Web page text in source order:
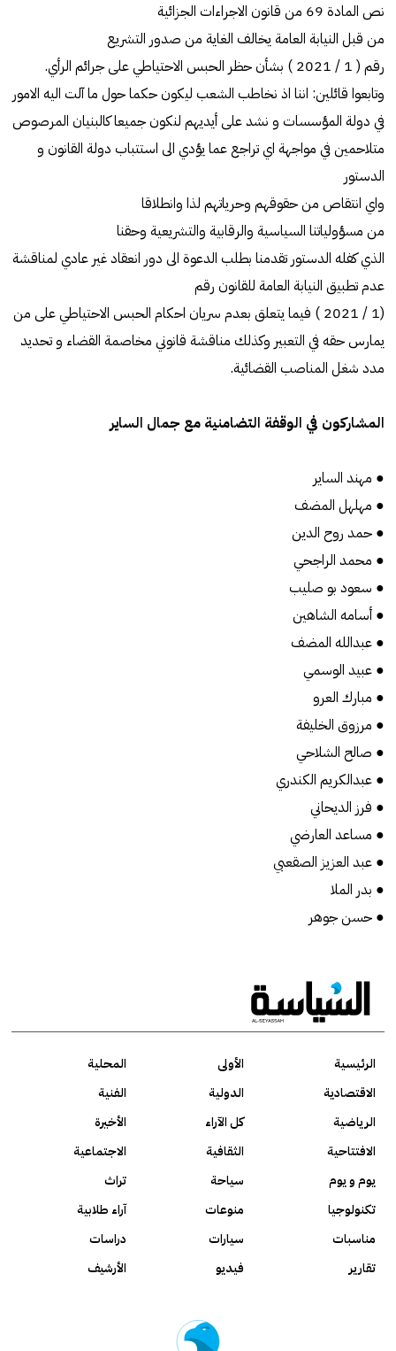
نص المادة 69 من قانون الاجراءات الجزائية
من قبل النيابة العامة يخالف الغاية من صدور التشريع
رقم ( 1 / 2021 ) بشأن حظر الحبس الاحتياطي على جرائم الرأي.
وتابعوا قائلين: اننا اذ نخاطب الشعب ليكون حكما حول ما آلت اليه الامور
في دولة المؤسسات و نشد على أيديهم لنكون جميعا كالبنيان المرصوص
متلاحمين في مواجهة اي تراجع عما يؤدي الى استتباب دولة القانون و
الدستور
واي انتقاص من حقوقهم وحرياتهم لذا وانطلاقا
من مسؤولياتنا السياسية والرقابية والتشريعية وحقنا
الذي كفله الدستور تقدمنا بطلب الدعوة الى دور انعقاد غير عادي لمناقشة
عدم تطبيق النيابة العامة للقانون رقم
(1 / 2021 ) فيما يتعلق بعدم سريان احكام الحبس الاحتياطي على من
يمارس حقه في التعبير وكذلك مناقشة قانوني مخاصمة القضاء و تحديد
مدد شغل المناصب القضائية.
المشاركون في الوقفة التضامنية مع جمال الساير
● مهند الساير
● مهلهل المضف
● حمد روح الدين
● محمد الراجحي
● سعود بو صليب
● ‏أسامه الشاهين
● عبدالله المضف
● عبيد الوسمي
● مبارك العرو
● مرزوق الخليفة
● صالح الشلاحي
● عبدالكريم الكندري
● فرز الديحاني
● مساعد العارضي
● عبد العزيز الصقعبي
● بدر الملا
● حسن جوهر
الرئيسية الأولى
المحلية
الاقتصادية
الدولية
الفنية
الرياضية
كل الآراء
الأخيرة
الافتتاحية
الثقافية
الاجتماعية
يوم و يوم
سياحة
تراث
تكنولوجيا
منوعات
آراء طلابية
مناسبات
سيارات
دراسات
تقارير
فيديو الأرشيف